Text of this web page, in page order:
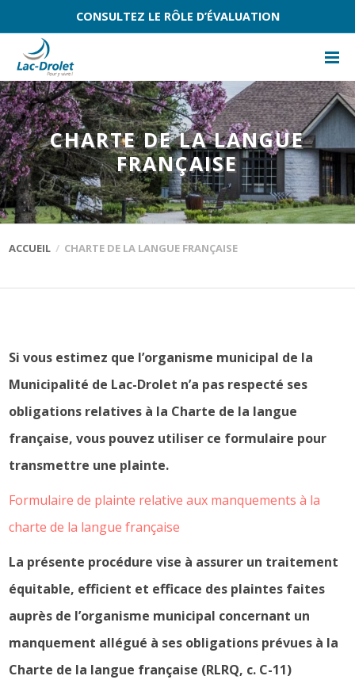
CONSULTEZ LE RÔLE D’ÉVALUATION
CHARTE DE LA LANGUE
FRANÇAISE
ACCUEIL CHARTE DE LA LANGUE FRANÇAISE
Si vous estimez que l’organisme municipal de la
Municipalité de Lac-Drolet n’a pas respecté ses
obligations relatives à la Charte de la langue
française, vous pouvez utiliser ce formulaire pour
transmettre une plainte.
Formulaire de plainte relative aux manquements à la
charte de la langue française
La présente procédure vise à assurer un traitement
équitable, efficient et efficace des plaintes faites
auprès de l’organisme municipal concernant un
manquement allégué à ses obligations prévues à la
Charte de la langue française (RLRQ, c. C-11)